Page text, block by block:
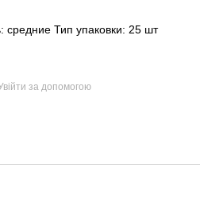
средние Тип упаковки: 25 шт
за допомогою